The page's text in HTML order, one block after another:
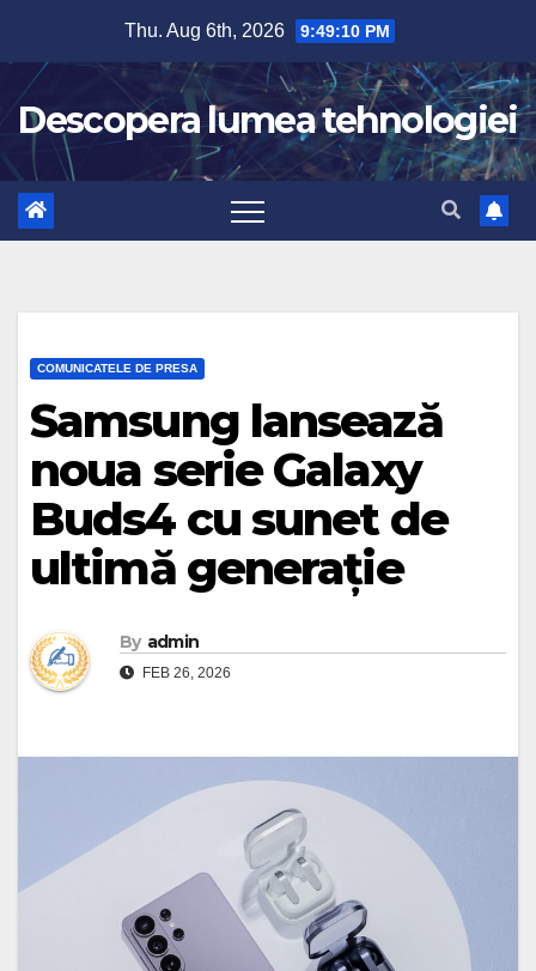
content
Thu. Aug 6th, 2026 9:49:10 PM
Descopera lumea tehnologiei
COMUNICATELE DE PRESA
Samsung lansează
noua serie Galaxy
Buds4 cu sunet de
ultimă generație
By admin
FEB 26, 2026